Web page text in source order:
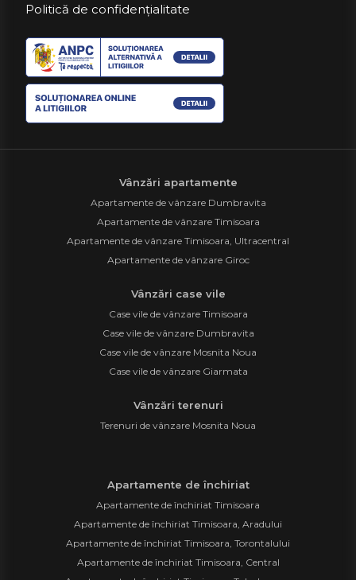
Politică de confidențialitate
Vânzări apartamente
Apartamente de vânzare Dumbravita
Apartamente de vânzare Timisoara
Apartamente de vânzare Timisoara, Ultracentral
Apartamente de vânzare Giroc
Vânzări case vile
Case vile de vânzare Timisoara
Case vile de vânzare Dumbravita
Case vile de vânzare Mosnita Noua
Case vile de vânzare Giarmata
Vânzări terenuri
Terenuri de vânzare Mosnita Noua
Apartamente de închiriat
Apartamente de închiriat Timisoara
Apartamente de închiriat Timisoara, Aradului
Apartamente de închiriat Timisoara, Torontalului
Apartamente de închiriat Timisoara, Central